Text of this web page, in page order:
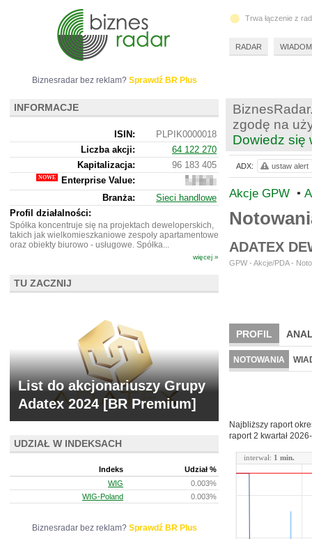
zgodę na
Dowiedz się
Akcje GPW •
ADATEX
GPW - Akcje/PDA -
PROFIL
BR LAB
NOTOWANIA
Najbliższy raport
raport 2 kwartał
interwał: 1 min.
ADX: ustaw alert
Biznesradar bez reklam? Sprawdź BR Plus
INFORMACJE
ISIN:
PLPIK0000018
Liczba akcji:
64 122 270
Kapitalizacja:
96 183 405
Enterprise Value:
211
633
405
Branża:
Sieci handlowe
Profil działalności:
Spółka koncentruje się na projektach deweloperskich,
takich jak wielkomieszkaniowe zespoły apartamentowe
oraz obiekty biurowo - usługowe. Spółka...
więcej »
TU ZACZNIJ
List do akcjonariuszy Grupy
Adatex 2024 [BR Premium]
UDZIAŁ W INDEKSACH
Indeks
Udział %
WIG
0.003%
WIG-Poland
0.003%
Biznesradar bez reklam? Sprawdź BR Plus
Trwa łączenie z
RADAR